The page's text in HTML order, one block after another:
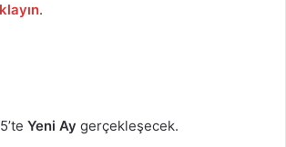
.
Yeni Ay gerçekleşecek.